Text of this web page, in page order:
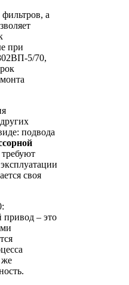
а
при
5/70,
подвода
своя
привод – это
же